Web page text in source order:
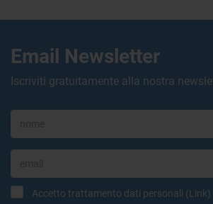
Email Newsletter
Iscriviti gratuitamente alla nostra
Accetto trattamento dati personali (Link)